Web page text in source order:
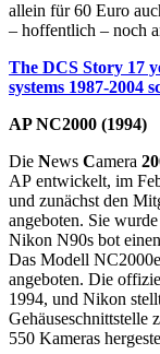
allein für 60 Euro
– hoffentlich – noch
The DCS Story 17
systems 1987-2004
AP NC2000 (1994)
Die News Camera
AP entwickelt, im
und zunächst den
angeboten. Sie
Nikon N90s bot
Das Modell
angeboten. Die
1994, und Nikon
Gehäuseschnittstelle
550 Kameras